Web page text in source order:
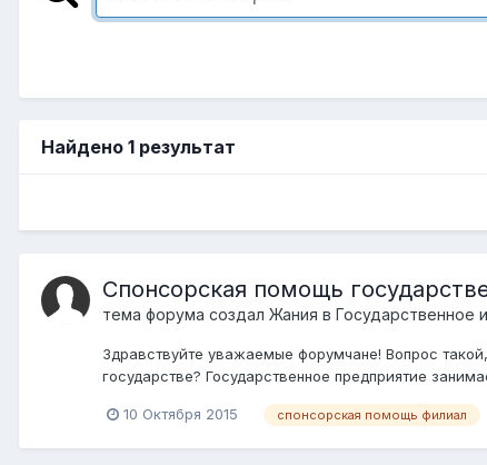
Найдено 1 результат
Спонсорская помощь
тема форума создал Жания в Государственное
Здравствуйте уважаемые форумчане! Вопрос
государстве? Государственное предприятие
10 Октября 2015 спонсорская помощь филиал